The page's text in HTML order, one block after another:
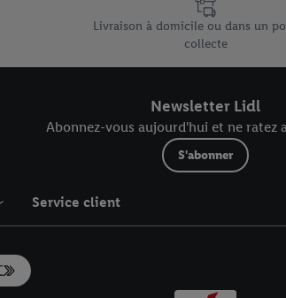
uniques de Lidl.be
Livraison à domicile ou dans un
collecte
Newsletter Lidl
Abonnez-vous aujourd'hui et ne ratez
S'abonner
Service client